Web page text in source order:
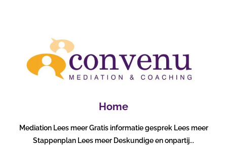
Home
Mediation Lees meer Gratis informatie gesprek Lees meer
Stappenplan Lees meer Deskundige en onpartij...